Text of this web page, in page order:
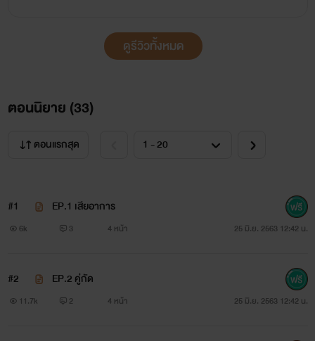
“ไม่..ฉัน ไม่ ชอบ ผู้ ชาย”
หน้าใสกิ๊ง...เสียงโห่ร้องเชียร์ทั่วทั้งสนามบาสฯก็ดังลั่นขึ้น
กล้าหักหน้าเขาต่อหน้าเพื่อนนักเรียนนับร้อย ซึ่งมันช่างลดทอน
เขาเป็นอย่างมาก ...
....
ดูรีวิวทั้งหมด
ตอนนิยาย (33)
ตอนแรกสุด
#1 EP.1 เสียอาการ
6k 3 4 หน้า 25 มิ.ย. 2563 12:42 น.
#2 EP.2 คู่กัด
11.7k 2 4 หน้า 25 มิ.ย. 2563 12:42 น.